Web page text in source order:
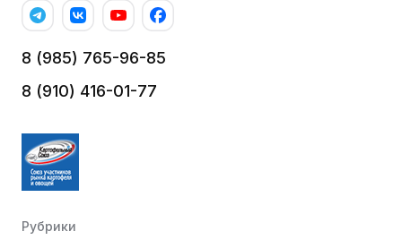
8 (985) 765-96-85
8 (910) 416-01-77
Рубрики